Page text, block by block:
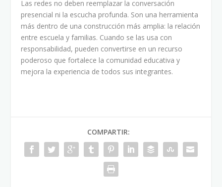
Las redes no deben reemplazar la conversación
presencial ni la escucha profunda. Son una herramienta
más dentro de una construcción más amplia: la relación
entre escuela y familias. Cuando se las usa con
responsabilidad, pueden convertirse en un recurso
poderoso que fortalece la comunidad educativa y
mejora la experiencia de todos sus integrantes.
COMPARTIR: